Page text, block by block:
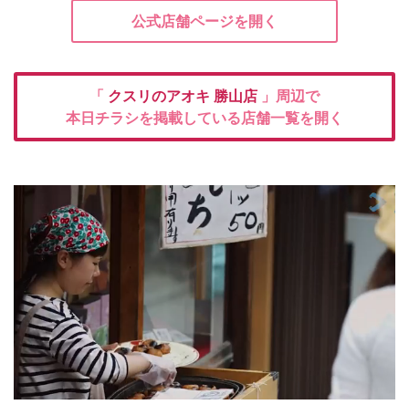
公式店舗ページを開く
「 クスリのアオキ 勝山店 」周辺で
本日チラシを掲載している店舗一覧を開く